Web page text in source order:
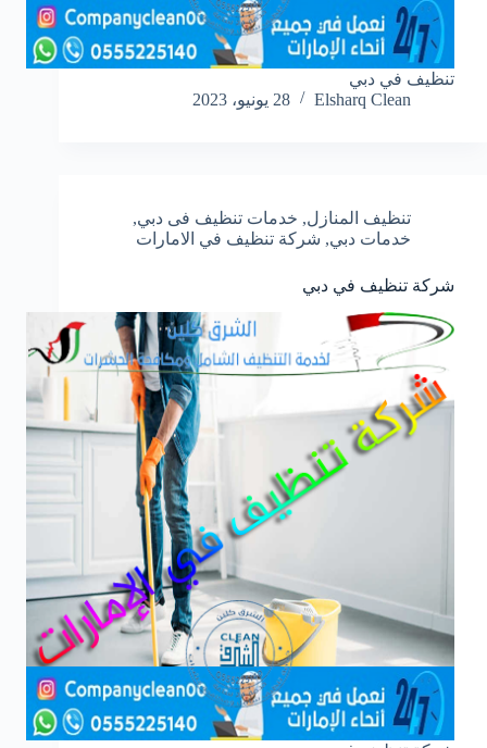
تنظيف في دبي
Elsharq Clean
28 يونيو، 2023
تنظيف المنازل, خدمات تنظيف فى دبي,
خدمات دبي, شركة تنظيف في الامارات
شركة تنظيف في دبي